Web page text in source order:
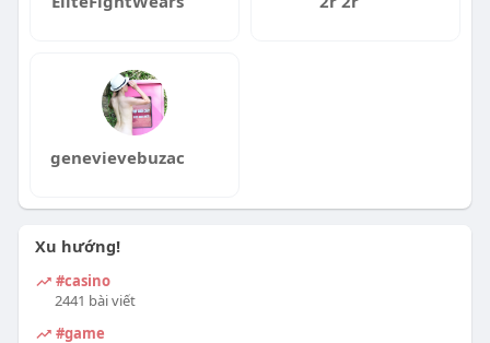
genevievebuzac
Xu hướng!
#casino
2441 bài viết
#game